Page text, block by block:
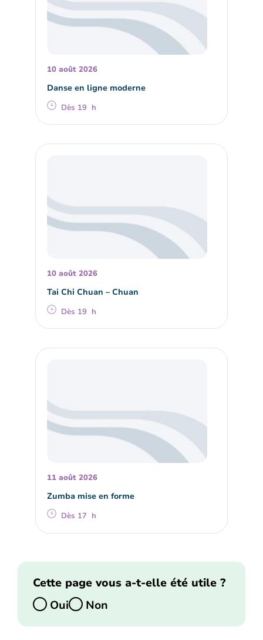
10 août 2026
Danse en ligne moderne
Dès 19 h
10 août 2026
Tai Chi Chuan – Chuan
Dès 19 h
11 août 2026
Zumba mise en forme
Dès 17 h
Cette page vous a-t-elle été utile ?
Oui
Non